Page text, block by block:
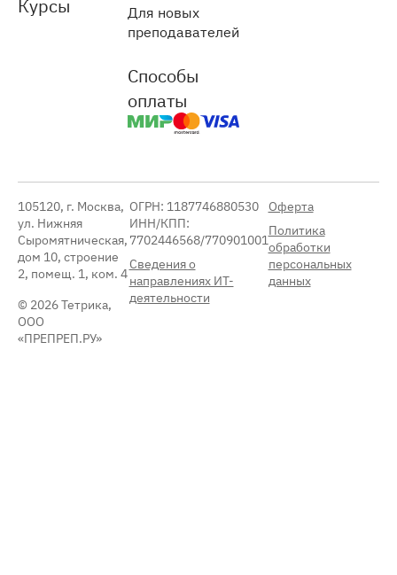
Курсы
Для новых
преподавателей
Способы
оплаты
105120, г. Москва,
ул. Нижняя
Сыромятническая,
дом 10, строение
2, помещ. 1, ком. 4
© 2026 Тетрика,
ООО
«ПРЕПРЕП.РУ»
ОГРН: 1187746880530
ИНН/КПП:
7702446568/770901001
Сведения о
направлениях ИТ-
деятельности
Оферта
Политика
обработки
персональных
данных